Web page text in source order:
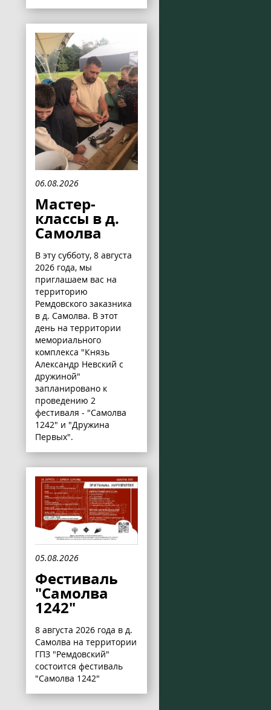
06.08.2026
Мастер-
классы в д.
Самолва
В эту субботу, 8 августа
2026 года, мы
приглашаем вас на
территорию
Ремдовского заказника
в д. Самолва. В этот
день на территории
мемориального
комплекса "Князь
Александр Невский с
дружиной"
запланировано к
проведению 2
фестиваля - "Самолва
1242" и "Дружина
Первых".
05.08.2026
Фестиваль
"Самолва
1242"
8 августа 2026 года в д.
Самолва на территории
ГПЗ "Ремдовский"
состоится фестиваль
"Самолва 1242"